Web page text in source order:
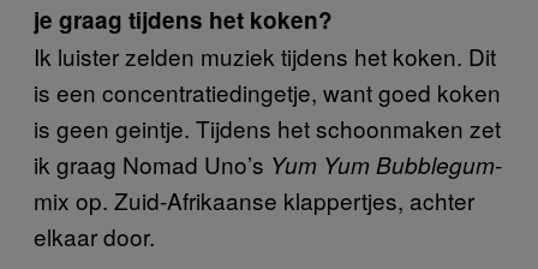
je graag tijdens het koken?
Ik luister zelden muziek tijdens het koken. Dit
is een concentratiedingetje, want goed koken
is geen geintje. Tijdens het schoonmaken zet
ik graag Nomad Uno’s Yum Yum Bubblegum-
mix op. Zuid-Afrikaanse klappertjes, achter
elkaar door.